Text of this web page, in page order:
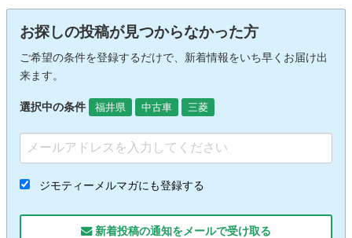
お探しの投稿が見つからなかった方
ご希望の条件を登録するだけで、新着情報をいち早くお届け出
来ます。
選択中の条件 福井県 中古車 三菱
ジモティーメルマガにも登録する
新着投稿の通知をメールで受け取る